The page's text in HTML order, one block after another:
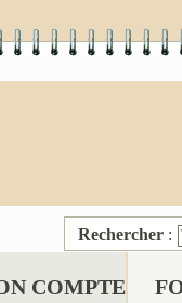
Rechercher :
COMPTE